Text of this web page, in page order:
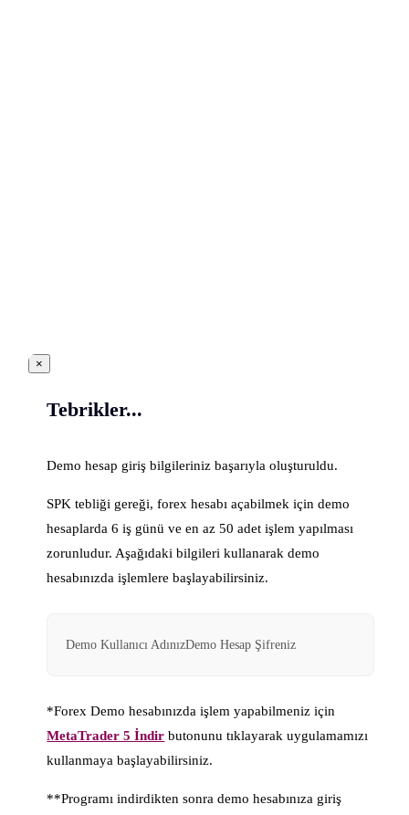
×
Tebrikler...
Demo hesap giriş bilgileriniz başarıyla oluşturuldu.
SPK tebliği gereği, forex hesabı açabilmek için demo
hesaplarda 6 iş günü ve en az 50 adet işlem yapılması
zorunludur. Aşağıdaki bilgileri kullanarak demo
hesabınızda işlemlere başlayabilirsiniz.
Demo Kullanıcı AdınızDemo Hesap Şifreniz
*Forex Demo hesabınızda işlem yapabilmeniz için
MetaTrader 5 İndir butonunu tıklayarak uygulamamızı
kullanmaya başlayabilirsiniz.
**Programı indirdikten sonra demo hesabınıza giriş